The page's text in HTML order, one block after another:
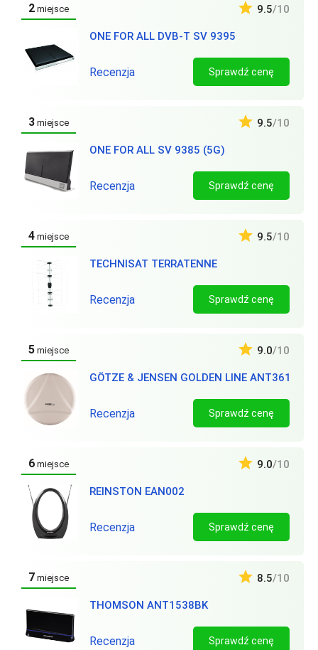
2 miejsce
ONE FOR ALL DVB-T SV 9395
9.5/10
Recenzja Sprawdź cenę
3 miejsce
ONE FOR ALL SV 9385 (5G)
9.5/10
Recenzja Sprawdź cenę
4 miejsce
TECHNISAT TERRATENNE
9.5/10
Recenzja Sprawdź cenę
5 miejsce
GÖTZE & JENSEN GOLDEN LINE ANT361
9.0/10
Recenzja Sprawdź cenę
6 miejsce
REINSTON EAN002
9.0/10
Recenzja Sprawdź cenę
7 miejsce
THOMSON ANT1538BK
8.5/10
Recenzja Sprawdź cenę